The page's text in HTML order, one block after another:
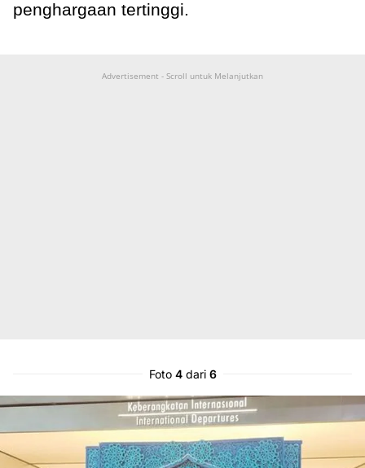
penghargaan tertinggi.
Advertisement - Scroll untuk Melanjutkan
Foto 4dari 6